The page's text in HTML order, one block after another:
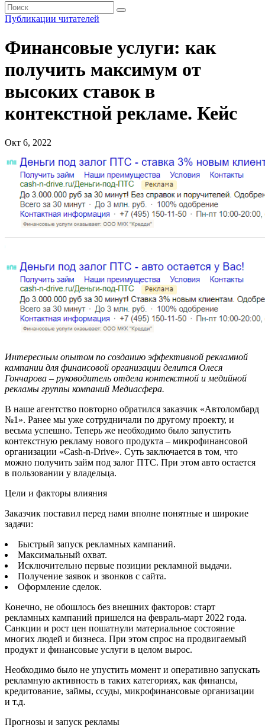
Публикации читателей
Финансовые услуги: как
получить максимум от
высоких ставок в
контекстной рекламе. Кейс
Окт 6, 2022
Интересным опытом по созданию эффективной рекламной
кампании для финансовой организации делится Олеся
Гончарова – руководитель отдела контекстной и медийной
рекламы группы компаний Медиасфера.
В наше агентство повторно обратился заказчик «Автоломбард
№1». Ранее мы уже сотрудничали по другому проекту, и
весьма успешно. Теперь же необходимо было запустить
контекстную рекламу нового продукта – микрофинансовой
организации «Cash-n-Drive». Суть заключается в том, что
можно получить займ под залог ПТС. При этом авто остается
в пользовании у владельца.
Цели и факторы влияния
Заказчик поставил перед нами вполне понятные и широкие
задачи:
Быстрый запуск рекламных кампаний.
Максимальный охват.
Исключительно первые позиции рекламной выдачи.
Получение заявок и звонков с сайта.
Оформление сделок.
Конечно, не обошлось без внешних факторов: старт
рекламных кампаний пришелся на февраль-март 2022 года.
Санкции и рост цен пошатнули материальное состояние
многих людей и бизнеса. При этом спрос на продвигаемый
продукт и финансовые услуги в целом вырос.
Необходимо было не упустить момент и оперативно запускать
рекламную активность в таких категориях, как финансы,
кредитование, займы, ссуды, микрофинансовые организации
и т.д.
Прогнозы и запуск рекламы